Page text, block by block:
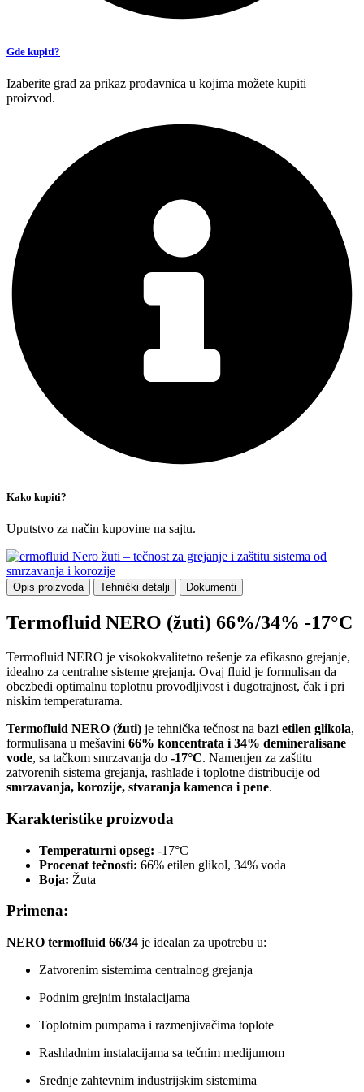
Gde kupiti?
Izaberite grad za prikaz prodavnica u kojima možete kupiti
proizvod.
Kako kupiti?
Uputstvo za način kupovine na sajtu.
Opis proizvoda Tehnički detalji Dokumenti
Termofluid NERO (žuti) 66%/34% -17°C
Termofluid NERO je visokokvalitetno rešenje za efikasno grejanje,
idealno za centralne sisteme grejanja. Ovaj fluid je formulisan da
obezbedi optimalnu toplotnu provodljivost i dugotrajnost, čak i pri
niskim temperaturama.
Termofluid NERO (žuti) je tehnička tečnost na bazi etilen glikola,
formulisana u mešavini 66% koncentrata i 34% demineralisane
vode, sa tačkom smrzavanja do -17°C. Namenjen za zaštitu
zatvorenih sistema grejanja, rashlade i toplotne distribucije od
smrzavanja, korozije, stvaranja kamenca i pene.
Karakteristike proizvoda
Temperaturni opseg: -17°C
Procenat tečnosti: 66% etilen glikol, 34% voda
Boja: Žuta
Primena:
NERO termofluid 66/34 je idealan za upotrebu u:
Zatvorenim sistemima centralnog grejanja
Podnim grejnim instalacijama
Toplotnim pumpama i razmenjivačima toplote
Rashladnim instalacijama sa tečnim medijumom
Srednje zahtevnim industrijskim sistemima